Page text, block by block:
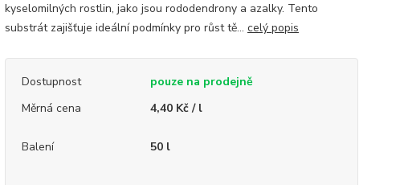
kyselomilných rostlin, jako jsou rododendrony a azalky. Tento
substrát zajišťuje ideální podmínky pro růst tě... celý popis
Dostupnost
pouze na prodejně
Měrná cena
4,40 Kč / l
Balení 50 l